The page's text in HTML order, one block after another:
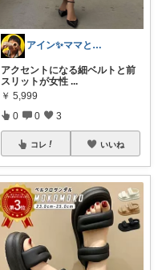
アイン✨ママと子供と食べ物と🍭
アクセントになる細ベルトと前
スリットが女性 ...
￥ 5,999
0 0 3
コレ いいね